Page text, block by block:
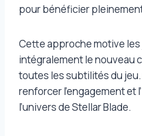
pour bénéficier
Cette approche motive
intégralement le nouveau
toutes les subtilités du
renforcer l’engagement et
l’univers de Stellar Blade.